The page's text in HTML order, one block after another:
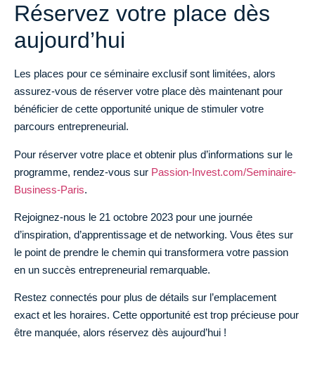
Réservez votre place dès
aujourd’hui
Les places pour ce séminaire exclusif sont limitées, alors
assurez-vous de réserver votre place dès maintenant pour
bénéficier de cette opportunité unique de stimuler votre
parcours entrepreneurial.
Pour réserver votre place et obtenir plus d’informations sur le
programme, rendez-vous sur Passion-Invest.com/Seminaire-
Business-Paris.
Rejoignez-nous le 21 octobre 2023 pour une journée
d’inspiration, d’apprentissage et de networking. Vous êtes sur
le point de prendre le chemin qui transformera votre passion
en un succès entrepreneurial remarquable.
Restez connectés pour plus de détails sur l’emplacement
exact et les horaires. Cette opportunité est trop précieuse pour
être manquée, alors réservez dès aujourd’hui !